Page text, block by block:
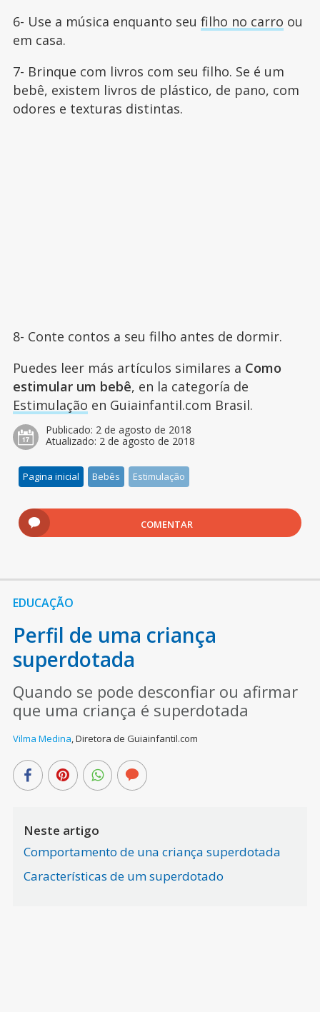
6- Use a música enquanto seu filho no carro ou
em casa.
7- Brinque com livros com seu filho. Se é um
bebê, existem livros de plástico, de pano, com
odores e texturas distintas.
8- Conte contos a seu filho antes de dormir.
Puedes leer más artículos similares a Como
estimular um bebê, en la categoría de
Estimulação en Guiainfantil.com Brasil.
Publicado: 2 de agosto de 2018
Atualizado: 2 de agosto de 2018
Pagina inicial Bebês Estimulação
COMENTAR
EDUCAÇÃO
Perfil de uma criança
superdotada
Quando se pode desconfiar ou afirmar
que uma criança é superdotada
Vilma Medina,Diretora de Guiainfantil.com
Neste artigo
Comportamento de una criança superdotada
Características de um superdotado